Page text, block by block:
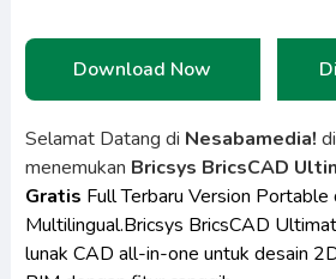
Download Now
Selamat Datang di Nesabamedia!
menemukan Bricsys BricsCAD
Gratis Full Terbaru Version Portable
Multilingual.Bricsys BricsCAD
lunak CAD all-in-one untuk desain